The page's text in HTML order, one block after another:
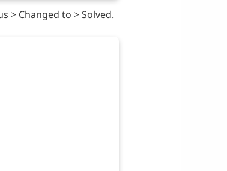
> Changed to > Solved.